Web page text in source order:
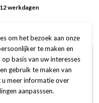
werkdagen
is een kattentuig met
van polyurethaan.
om het bezoek aan onze
te maken en
basis van uw interesses
gebruik te maken van
meer informatie over
aanpasssen.